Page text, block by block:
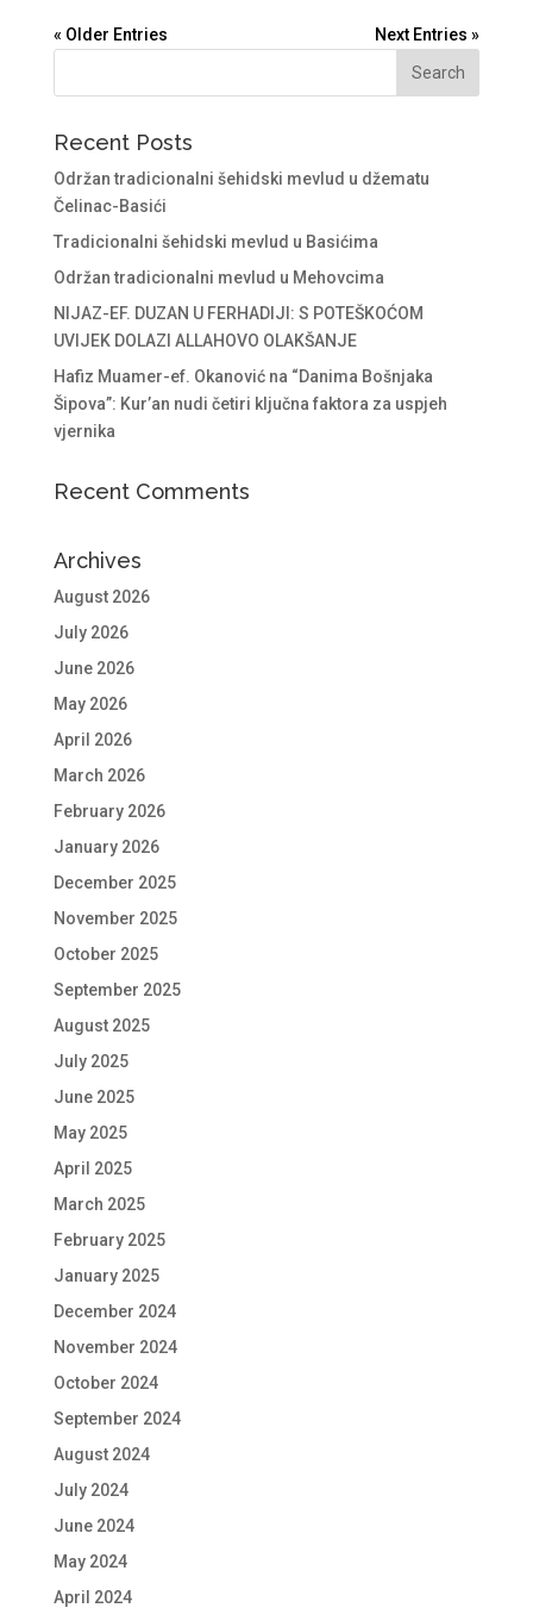
« Older Entries Next Entries »
Recent Posts
Održan tradicionalni šehidski mevlud u džematu
Čelinac-Basići
Tradicionalni šehidski mevlud u Basićima
Održan tradicionalni mevlud u Mehovcima
NIJAZ-EF. DUZAN U FERHADIJI: S POTEŠKOĆOM
UVIJEK DOLAZI ALLAHOVO OLAKŠANJE
Hafiz Muamer-ef. Okanović na “Danima Bošnjaka
Šipova”: Kur’an nudi četiri ključna faktora za uspjeh
vjernika
Recent Comments
Archives
August 2026
July 2026
June 2026
May 2026
April 2026
March 2026
February 2026
January 2026
December 2025
November 2025
October 2025
September 2025
August 2025
July 2025
June 2025
May 2025
April 2025
March 2025
February 2025
January 2025
December 2024
November 2024
October 2024
September 2024
August 2024
July 2024
June 2024
May 2024
April 2024